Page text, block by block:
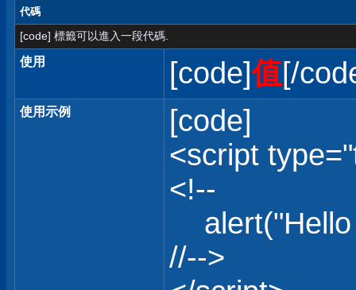
代碼
[code] 標籤可以進入一段代碼.
使用 [code]值[/
使用示例
[code]
<script
<!--
alert("Hello
//-->